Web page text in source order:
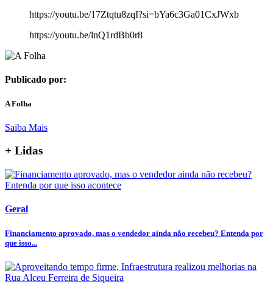
https://youtu.be/17Ztqtu8zqI?si=bYa6c3Ga01CxJWxb
https://youtu.be/lnQ1rdBb0r8
Publicado por:
A Folha
Saiba Mais
+ Lidas
Geral
Financiamento aprovado, mas o vendedor ainda não recebeu? Entenda por
que isso...